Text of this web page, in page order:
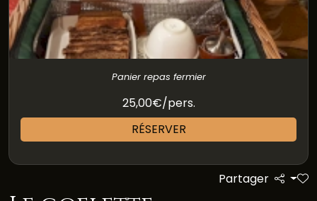
Panier repas fermier
25,00€/pers.
RÉSERVER
Partager